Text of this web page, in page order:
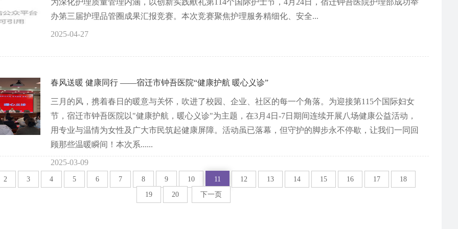
为深化护理质量管理内涵，以创新实践献礼第114个国际护士节，4月24日，宿迁钟吾医院护理部成功举
办第三届护理品管圈成果汇报竞赛。本次竞赛聚焦护理服务精细化、安全...
2025-04-27
春风送暖 健康同行 ——宿迁市钟吾医院“健康护航 暖心义诊”
三月的风，携着春日的暖意与关怀，吹进了校园、企业、社区的每一个角落。为迎接第115个国际妇女
节，宿迁市钟吾医院以"健康护航，暖心义诊"为主题，在3月4日-7日期间连续开展八场健康公益活动，
用专业与温情为女性及广大市民筑起健康屏障。活动虽已落幕，但守护的脚步永不停歇，让我们一同回
顾那些温暖瞬间！本次系......
2025-03-09
2 3 4 5 6 7 8 9 10 11 12 13 14 15 16 17
18
19
20 下一页